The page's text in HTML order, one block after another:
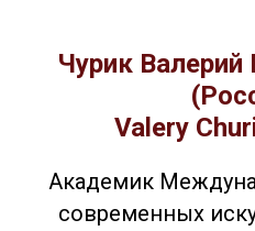
Чурик
Valery
Академик
современных